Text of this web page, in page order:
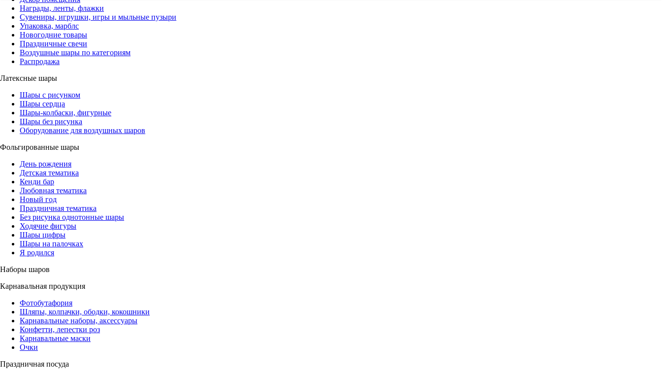
Награды, ленты, флажки
Сувениры, игрушки, игры и мыльные пузыри
Упаковка, марблс
Новогодние товары
Праздничные свечи
Воздушные шары по категориям
Распродажа
Латексные шары
Шары с рисунком
Шары сердца
Шары-колбаски, фигурные
Шары без рисунка
Оборудование для воздушных шаров
Фольгированные шары
День рождения
Детская тематика
Кенди бар
Любовная тематика
Новый год
Праздничная тематика
Без рисунка однотонные шары
Ходячие фигуры
Шары цифры
Шары на палочках
Я родился
Наборы шаров
Карнавальная продукция
Фотобутафория
Шляпы, колпачки, ободки, кокошники
Карнавальные наборы, аксессуары
Конфетти, лепестки роз
Карнавальные маски
Очки
Праздничная посуда